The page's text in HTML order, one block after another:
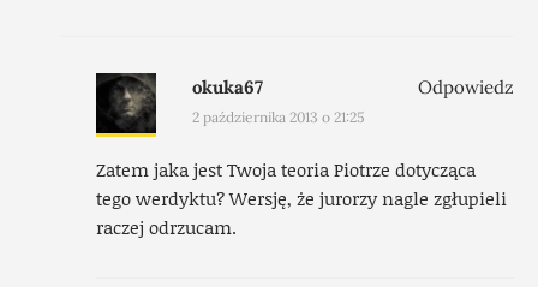
okuka67
2 października 2013 o 21:25
Zatem jaka jest Twoja teoria Piotrze dotycząca
tego werdyktu? Wersję, że jurorzy nagle zgłupieli
raczej odrzucam.
Odpowiedz